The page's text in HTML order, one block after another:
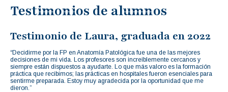
Testimonios de alumnos
Testimonio de Laura, graduada en 2022
“Decidirme por la FP en Anatomía Patológica fue una de las mejores
decisiones de mi vida. Los profesores son increíblemente cercanos y
siempre están dispuestos a ayudarte. Lo que más valoro es la formación
práctica que recibimos; las prácticas en hospitales fueron esenciales para
sentirme preparada. Estoy muy agradecida por la oportunidad que me
dieron.”